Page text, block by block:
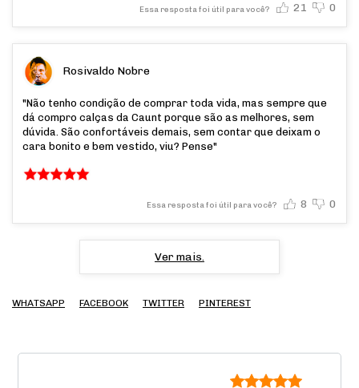
Essa resposta foi útil para você? 21 0
Rosivaldo Nobre
"Não tenho condição de comprar toda vida, mas sempre que
dá compro calças da Caunt porque são as melhores, sem
dúvida. São confortáveis demais, sem contar que deixam o
cara bonito e bem vestido, viu? Pense"
Essa resposta foi útil para você? 8 0
Ver mais.
WHATSAPP FACEBOOK TWITTER PINTEREST